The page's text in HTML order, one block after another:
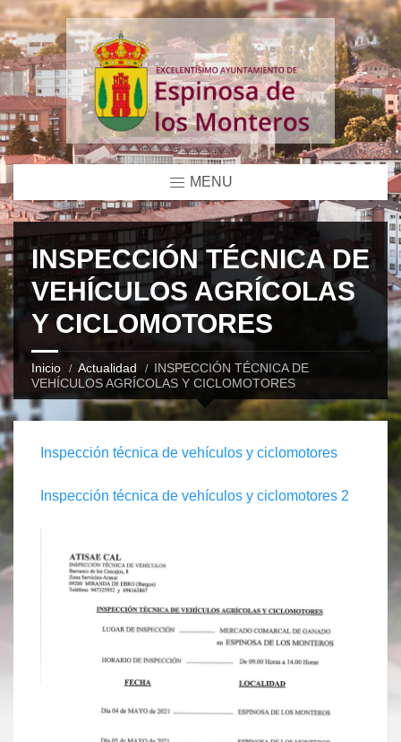
MENU
INSPECCIÓN TÉCNICA DE
VEHÍCULOS AGRÍCOLAS
Y CICLOMOTORES
Inicio Actualidad
INSPECCIÓN TÉCNICA DE
VEHÍCULOS AGRÍCOLAS Y CICLOMOTORES
Inspección técnica de vehículos y ciclomotores
Inspección técnica de vehículos y ciclomotores 2